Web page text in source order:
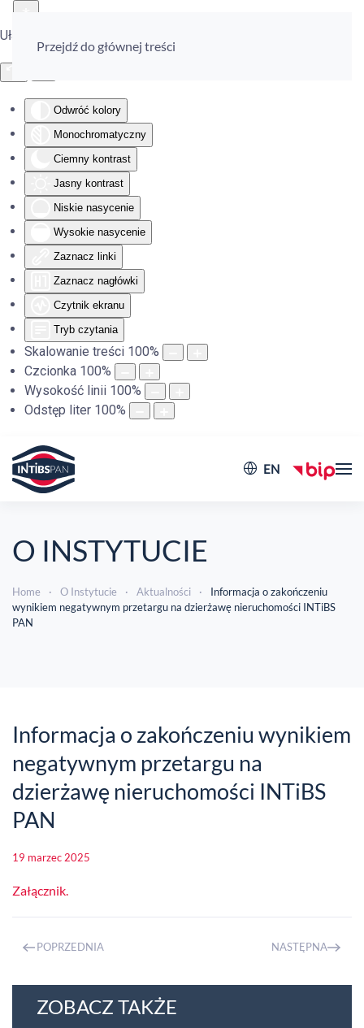
Ułatwienia dostępu
Odwróć kolory
Monochromatyczny
Ciemny kontrast
Jasny kontrast
Niskie nasycenie
Wysokie nasycenie
Zaznacz linki
Zaznacz nagłówki
Czytnik ekranu
Tryb czytania
Skalowanie treści 100%
Czcionka 100%
Wysokość linii 100%
Odstęp liter 100%
Przejdź do głównej treści
EN
O INSTYTUCIE
Home O Instytucie Aktualności
Informacja o zakończeniu
wynikiem negatywnym przetargu na dzierżawę nieruchomości INTiBS
PAN
Informacja o zakończeniu wynikiem
negatywnym przetargu na
dzierżawę nieruchomości INTiBS
PAN
19 marzec 2025
Załącznik.
POPRZEDNIA NASTĘPNA
ZOBACZ TAKŻE